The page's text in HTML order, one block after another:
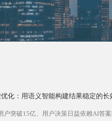
化：用语义智能构建结果稳定的长
户突破15亿、用户决策日益依赖AI答